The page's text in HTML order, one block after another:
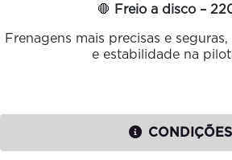
🛑 Freio a disco –
Frenagens mais precisas e
e estabilidade na
CONDIÇÕES